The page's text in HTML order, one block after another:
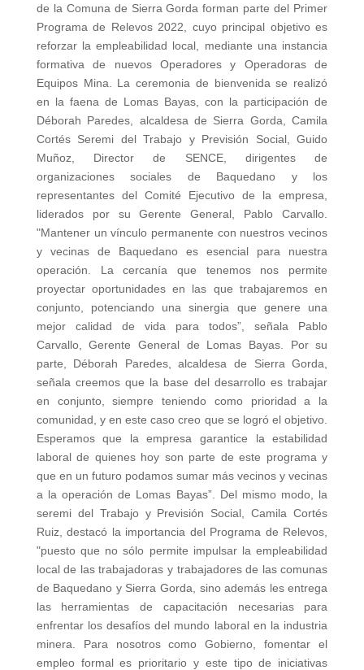
de la Comuna de Sierra Gorda forman parte del Primer
Programa de Relevos 2022, cuyo principal objetivo es
reforzar la empleabilidad local, mediante una instancia
formativa de nuevos Operadores y Operadoras de
Equipos Mina. La ceremonia de bienvenida se realizó
en la faena de Lomas Bayas, con la participación de
Déborah Paredes, alcaldesa de Sierra Gorda, Camila
Cortés Seremi del Trabajo y Previsión Social, Guido
Muñoz, Director de SENCE, dirigentes de
organizaciones sociales de Baquedano y los
representantes del Comité Ejecutivo de la empresa,
liderados por su Gerente General, Pablo Carvallo.
"Mantener un vínculo permanente con nuestros vecinos
y vecinas de Baquedano es esencial para nuestra
operación. La cercanía que tenemos nos permite
proyectar oportunidades en las que trabajaremos en
conjunto, potenciando una sinergia que genere una
mejor calidad de vida para todos”, señala Pablo
Carvallo, Gerente General de Lomas Bayas. Por su
parte, Déborah Paredes, alcaldesa de Sierra Gorda,
señala creemos que la base del desarrollo es trabajar
en conjunto, siempre teniendo como prioridad a la
comunidad, y en este caso creo que se logró el objetivo.
Esperamos que la empresa garantice la estabilidad
laboral de quienes hoy son parte de este programa y
que en un futuro podamos sumar más vecinos y vecinas
a la operación de Lomas Bayas”. Del mismo modo, la
seremi del Trabajo y Previsión Social, Camila Cortés
Ruiz, destacó la importancia del Programa de Relevos,
"puesto que no sólo permite impulsar la empleabilidad
local de las trabajadoras y trabajadores de las comunas
de Baquedano y Sierra Gorda, sino además les entrega
las herramientas de capacitación necesarias para
enfrentar los desafíos del mundo laboral en la industria
minera. Para nosotros como Gobierno, fomentar el
empleo formal es prioritario y este tipo de iniciativas